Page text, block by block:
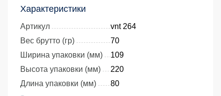
Характеристики
Артикул
vnt 264
Вес брутто (гр)
70
Ширина упаковки (мм)
109
Высота упаковки (мм)
220
Длина упаковки (мм)
80